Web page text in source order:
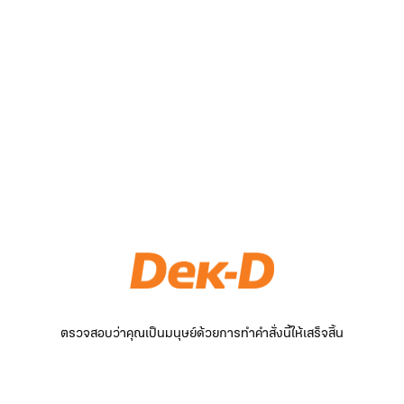
ตรวจสอบว่าคุณเป็นมนุษย์ด้วยการทำคำสั่งนี้ให้เสร็จสิ้น